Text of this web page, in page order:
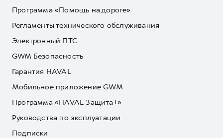
Программа «Помощь на дороге»
Регламенты технического обслуживания
Электронный ПТС
GWM Безопасность
Гарантия HAVAL
Мобильное приложение GWM
Программа «HAVAL Защита+»
Руководства по эксплуатации
Подписки